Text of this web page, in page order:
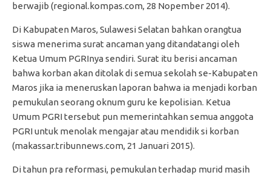
berwajib (regional.kompas.com, 28 Nopember 2014).
Di Kabupaten Maros, Sulawesi Selatan bahkan orangtua
siswa menerima surat ancaman yang ditandatangi oleh
Ketua Umum PGRInya sendiri. Surat itu berisi ancaman
bahwa korban akan ditolak di semua sekolah se-Kabupaten
Maros jika ia meneruskan laporan bahwa ia menjadi korban
pemukulan seorang oknum guru ke kepolisian. Ketua
Umum PGRI tersebut pun memerintahkan semua anggota
PGRI untuk menolak mengajar atau mendidik si korban
(makassar.tribunnews.com, 21 Januari 2015).
Di tahun pra reformasi, pemukulan terhadap murid masih